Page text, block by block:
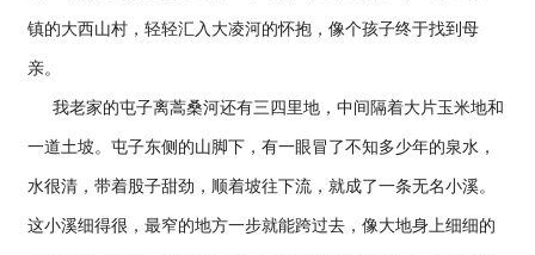
镇的大西山村，轻轻汇入大凌河的怀抱，像个孩子终于找到母
亲。
我老家的屯子离蒿桑河还有三四里地，中间隔着大片玉米地和
一道土坡。屯子东侧的山脚下，有一眼冒了不知多少年的泉水，
水很清，带着股子甜劲，顺着坡往下流，就成了一条无名小溪。
这小溪细得很，最窄的地方一步就能跨过去，像大地身上细细的